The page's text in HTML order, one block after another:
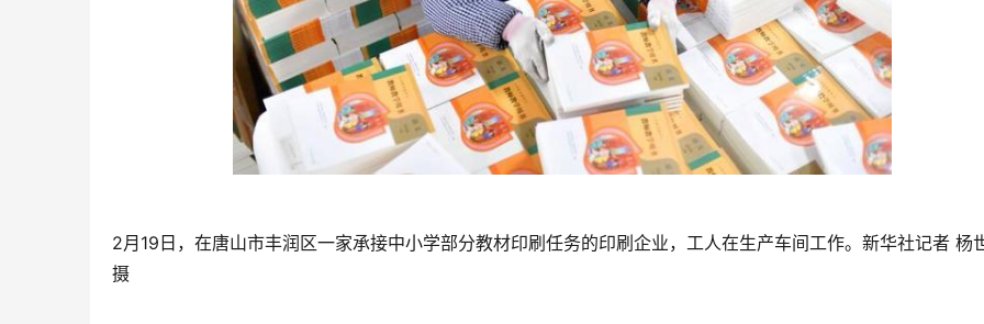
2月19日，在唐山市丰润区一家承接中小学部分教材印刷任务的印刷企业，工人在生产车间工作。新华社记者 杨
摄